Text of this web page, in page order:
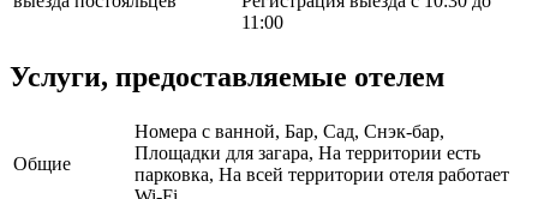
11:00
Услуги, предоставляемые отелем
Общие
Номера с ванной, Бар, Сад, Снэк-бар,
Площадки для загара, На территории есть
парковка, На всей территории отеля работает